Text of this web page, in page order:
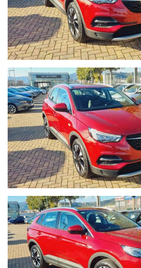
compresa.
- La Garanzia MAPFRE, oltre a tutelare
di origine meccanica ed elettronica, vi
assistenza 24h su 24, 7 giorni su 7,
rottura e auto sostitutiva se la vostra
di 8 ore in officina.
- Possibilità di estensione della
- Possibilità di finanziamenti
incendio, kasko, eventi naturali a prezzi
vantaggiosi.
- Su ogni nostro veicolo vengono
prima della consegna.
- In caso di veicoli da dare in permuta,
messaggio su Whatsapp al numero
marca, modello, anno di
interventi eseguiti e veicolo di
Sono inoltre necessarie fotografie
posseduta. I nostri consulenti
prima valutazione indicativa
- Il Gruppo Autoquadrifoglio è